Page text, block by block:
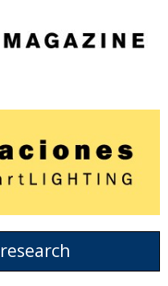
research